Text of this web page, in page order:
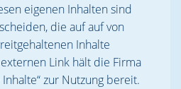
eigenen Inhalten sind
die auf auf von
Inhalte
Link hält die Firma
zur Nutzung bereit.